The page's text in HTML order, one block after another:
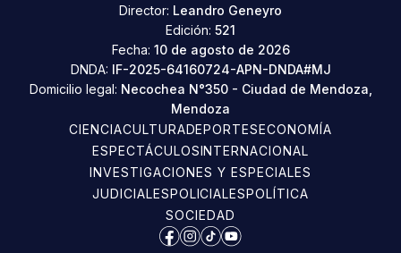
Director: Leandro Geneyro
Edición: 521
Fecha: 10 de agosto de 2026
DNDA: IF-2025-64160724-APN-DNDA#MJ
Domicilio legal: Necochea N°350 - Ciudad de Mendoza,
Mendoza
CIENCIACULTURADEPORTESECONOMÍA
ESPECTÁCULOSINTERNACIONAL
INVESTIGACIONES Y ESPECIALES
JUDICIALESPOLICIALESPOLÍTICA
SOCIEDAD
Facebook
Instagram
TikTokYouTube